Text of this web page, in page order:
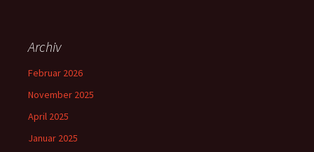
Archiv
Februar 2026
November 2025
April 2025
Januar 2025